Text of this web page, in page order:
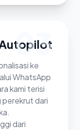
03
ke
WhatsApp
kami terisi
perekrut dari
dari